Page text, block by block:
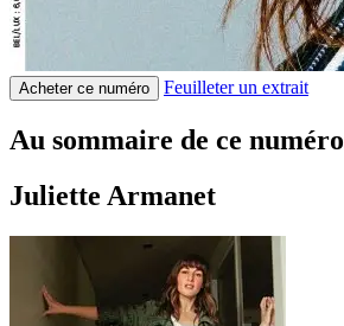
Acheter ce numéro Feuilleter un extrait
Au sommaire de ce numéro
Juliette Armanet